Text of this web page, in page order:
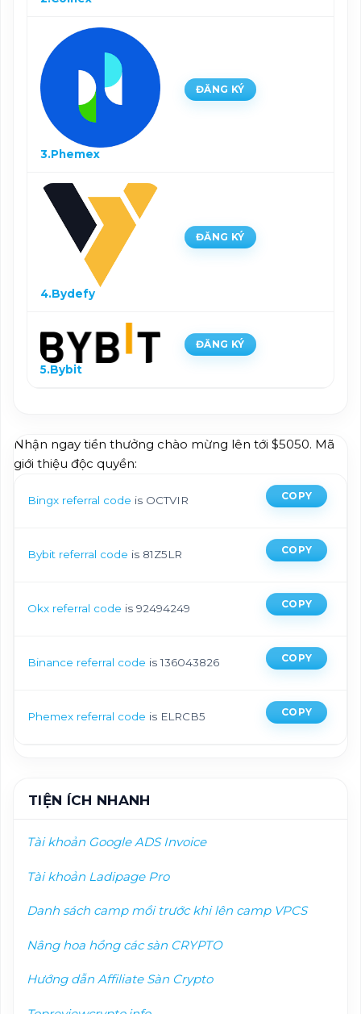
3.Phemex
ĐĂNG KÝ
4.Bydefy
ĐĂNG KÝ
5.Bybit
ĐĂNG KÝ
Nhận ngay tiền thưởng chào mừng lên tới $5050. Mã
giới thiệu độc quyền:
Bingx referral code is OCTVIR COPY
Bybit referral code is 81Z5LR COPY
Okx referral code is 92494249 COPY
Binance referral code is 136043826 COPY
Phemex referral code is ELRCB5 COPY
TIỆN ÍCH NHANH
Tài khoản Google ADS Invoice
Tài khoản Ladipage Pro
Danh sách camp mồi trước khi lên camp VPCS
Nâng hoa hồng các sàn CRYPTO
Hướng dẫn Affiliate Sàn Crypto